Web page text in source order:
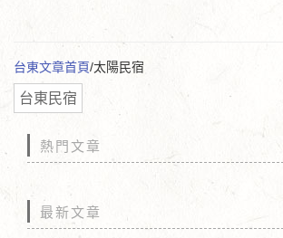
台東文章首頁/太陽民宿
台東民宿
熱門文章
最新文章